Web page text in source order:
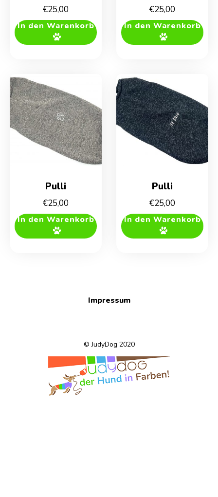
€25,00
In den Warenkorb
€25,00
In den Warenkorb
Pulli
€25,00
In den Warenkorb
Pulli
€25,00
In den Warenkorb
Impressum
© JudyDog 2020